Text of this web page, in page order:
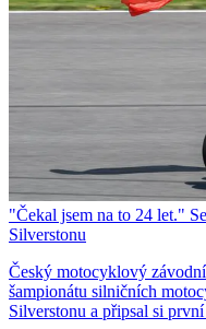
"Čekal jsem na to 24 let."
Silverstonu
Český motocyklový
šampionátu silničních
Silverstonu a připsal si